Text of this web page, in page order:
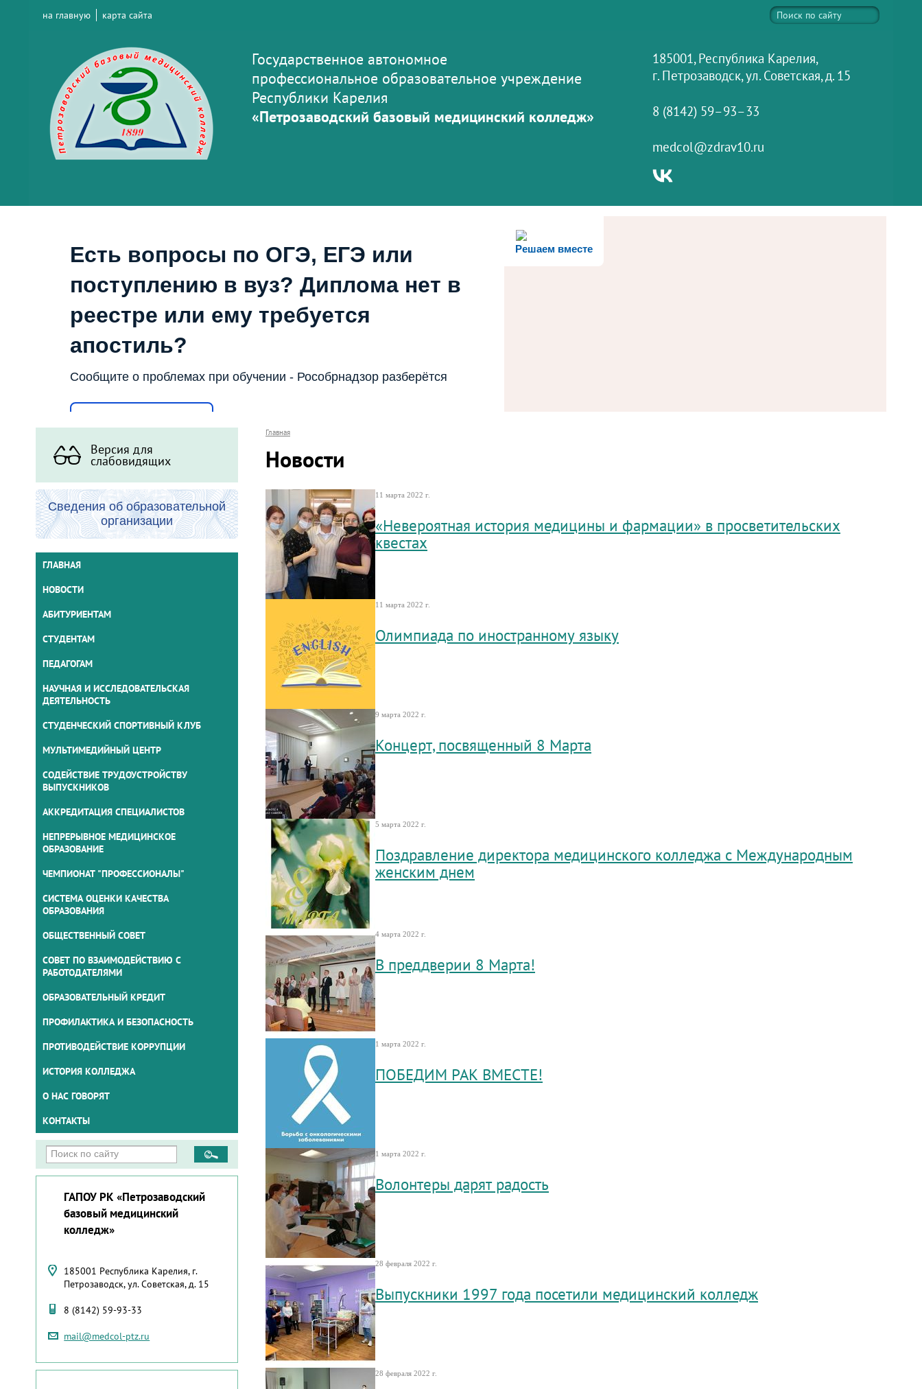
на главную карта сайта
Государственное автономное
профессиональное образовательное учреждение
Республики Карелия
«Петрозаводский базовый медицинский колледж»
185001, Республика Карелия,
г. Петрозаводск, ул. Советская, д. 15
8 (8142) 59–93–33
medcol@zdrav10.ru
Решаем вместе
Есть вопросы по ОГЭ, ЕГЭ или
поступлению в вуз? Диплома нет в
реестре или ему требуется
апостиль?
Сообщите о проблемах при обучении - Рособрнадзор разберётся
Версия для
слабовидящих
Сведения об образовательной
организации
ГЛАВНАЯ
НОВОСТИ
АБИТУРИЕНТАМ
СТУДЕНТАМ
ПЕДАГОГАМ
НАУЧНАЯ И ИССЛЕДОВАТЕЛЬСКАЯ
ДЕЯТЕЛЬНОСТЬ
СТУДЕНЧЕСКИЙ СПОРТИВНЫЙ КЛУБ
МУЛЬТИМЕДИЙНЫЙ ЦЕНТР
СОДЕЙСТВИЕ ТРУДОУСТРОЙСТВУ
ВЫПУСКНИКОВ
АККРЕДИТАЦИЯ СПЕЦИАЛИСТОВ
НЕПРЕРЫВНОЕ МЕДИЦИНСКОЕ
ОБРАЗОВАНИЕ
ЧЕМПИОНАТ "ПРОФЕССИОНАЛЫ"
СИСТЕМА ОЦЕНКИ КАЧЕСТВА
ОБРАЗОВАНИЯ
ОБЩЕСТВЕННЫЙ СОВЕТ
СОВЕТ ПО ВЗАИМОДЕЙСТВИЮ С
РАБОТОДАТЕЛЯМИ
ОБРАЗОВАТЕЛЬНЫЙ КРЕДИТ
ПРОФИЛАКТИКА И БЕЗОПАСНОСТЬ
ПРОТИВОДЕЙСТВИЕ КОРРУПЦИИ
ИСТОРИЯ КОЛЛЕДЖА
О НАС ГОВОРЯТ
КОНТАКТЫ
ГАПОУ РК «Петрозаводский
базовый медицинский
колледж»
185001 Республика Карелия, г.
Петрозаводск, ул. Советская, д. 15
8 (8142) 59-93-33
mail@medcol-ptz.ru
Главная
Новости
11 марта 2022 г.
«Невероятная история медицины и фармации» в просветительских
квестах
11 марта 2022 г.
Олимпиада по иностранному языку
9 марта 2022 г.
Концерт, посвященный 8 Марта
5 марта 2022 г.
Поздравление директора медицинского колледжа с Международным
женским днем
4 марта 2022 г.
В преддверии 8 Марта!
1 марта 2022 г.
ПОБЕДИМ РАК ВМЕСТЕ!
1 марта 2022 г.
Волонтеры дарят радость
28 февраля 2022 г.
Выпускники 1997 года посетили медицинский колледж
28 февраля 2022 г.